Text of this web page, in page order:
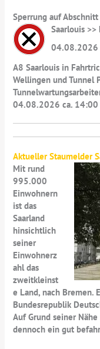
Sperrung auf Abschnitt
Saarlouis
04.08.2026
A8 Saarlouis in
Wellingen und Tunnel
04.08.2026 ca. 14:00
Aktueller Staumelder
Mit rund
995.000
Einwohnern
ist das
Saarland
hinsichtlich
seiner
Einwohnerz
ahl das
zweitkleinst
e Land, nach Bremen.
Bundesrepublik
Auf Grund seiner
dennoch ein gut